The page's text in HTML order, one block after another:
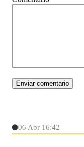
06 Abr 16:42